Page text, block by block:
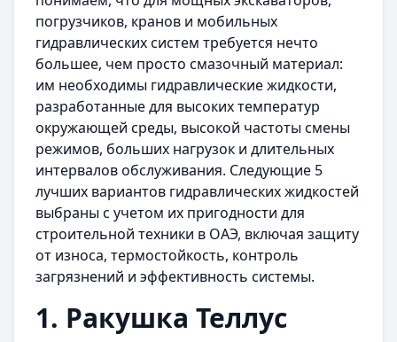
погрузчиков, кранов и мобильных
гидравлических систем требуется нечто
большее, чем просто смазочный материал:
им необходимы гидравлические жидкости,
разработанные для высоких температур
окружающей среды, высокой частоты смены
режимов, больших нагрузок и длительных
интервалов обслуживания. Следующие 5
лучших вариантов гидравлических жидкостей
выбраны с учетом их пригодности для
строительной техники в ОАЭ, включая защиту
от износа, термостойкость, контроль
загрязнений и эффективность системы.
1. Ракушка Теллус